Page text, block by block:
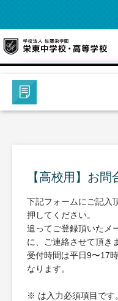
【高校用】お問
下記フォームにご記入
押してください。
追ってご登録頂いたメ
に、ご連絡させて頂き
受付時間は平日9〜17
なります。
※ は入力必須項目です。